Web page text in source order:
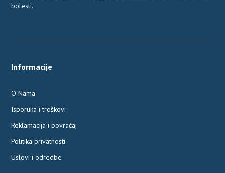
bolesti.
Informacije
O Nama
Isporuka i troškovi
Reklamacija i povraćaj
Politika privatnosti
Uslovi i odredbe